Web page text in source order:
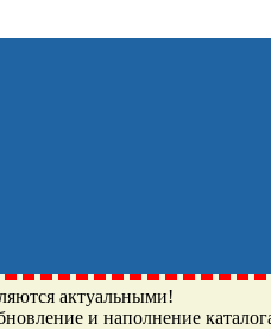
актуальными!
и наполнение